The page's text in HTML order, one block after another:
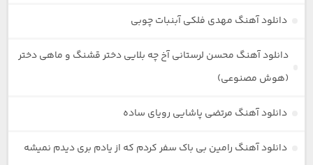
دانلود آهنگ مهدی فلکی آبنبات چوبی
دانلود آهنگ محسن لرستانی آخ چه بلایی دختر قشنگ و ماهی دختر
(هوش مصنوعی)
دانلود آهنگ مرتضی پاشایی رویای ساده
دانلود آهنگ رامین بی باک سفر کردم که از یادم بری دیدم نمیشه